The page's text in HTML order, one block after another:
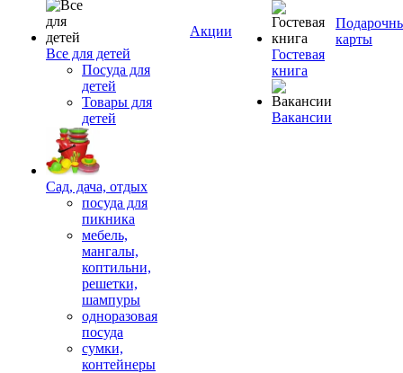
Все для детей
Посуда для
детей
Товары для
детей
Сад, дача, отдых
посуда для
пикника
мебель,
мангалы,
коптильни,
решетки,
шампуры
одноразовая
посуда
сумки,
контейнеры
Акции
Гостевая
книга
Вакансии
карты